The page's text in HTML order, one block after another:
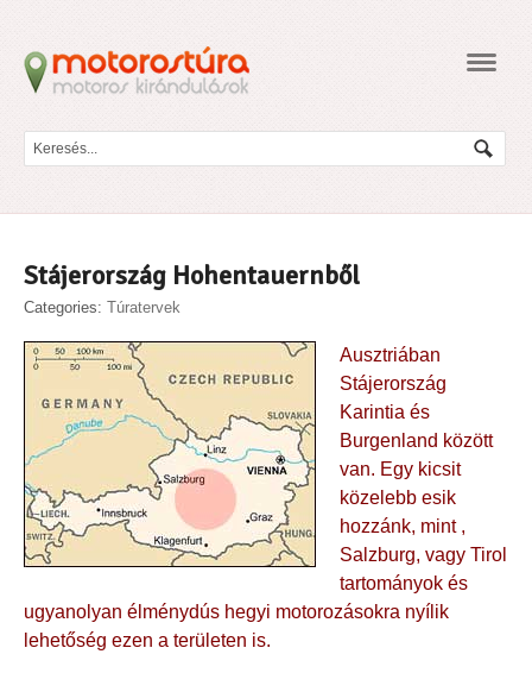
Stájerország Hohentauernből
Categories: Túratervek
Ausztriában
Stájerország
Karintia és
Burgenland között
van. Egy kicsit
közelebb esik
hozzánk, mint ,
Salzburg, vagy Tirol
tartományok és
ugyanolyan élménydús hegyi motorozásokra nyílik
lehetőség ezen a területen is.